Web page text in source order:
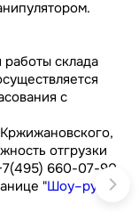
склада
с
отгрузки
660-07-90.
"Шоу–рум "